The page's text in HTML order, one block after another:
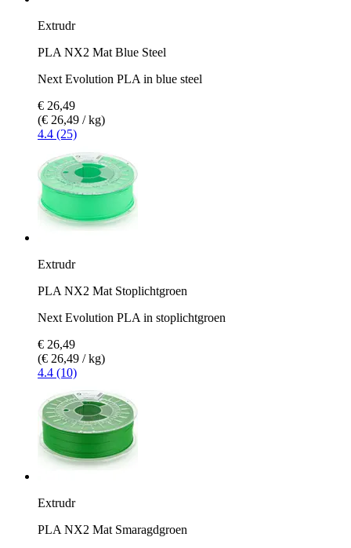
Extrudr
PLA NX2 Mat Blue Steel
Next Evolution PLA in blue steel
€ 26,49
(€ 26,49 / kg)
4.4 (25)
Extrudr
PLA NX2 Mat Stoplichtgroen
Next Evolution PLA in stoplichtgroen
€ 26,49
(€ 26,49 / kg)
4.4 (10)
Extrudr
PLA NX2 Mat Smaragdgroen